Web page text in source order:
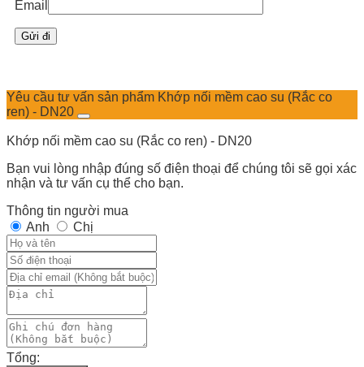
Email
Yêu cầu tư vấn sản phẩm Khớp nối mềm cao su (Rắc co
ren) - DN20
Khớp nối mềm cao su (Rắc co ren) - DN20
Bạn vui lòng nhập đúng số điện thoại để chúng tôi sẽ gọi xác
nhận và tư vấn cụ thể cho bạn.
Thông tin người mua
Anh
Chị
Tổng: